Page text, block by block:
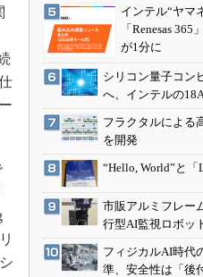
インテル“ヤマ
「Renesas
が1分に
シリコン量子コン
へ、インテルの
フラクタルによる
を開発
“Hello, World”と
市販アルミフレー
行型AI監視ロボッ
フィジカルAI時代
準、安全性は「後